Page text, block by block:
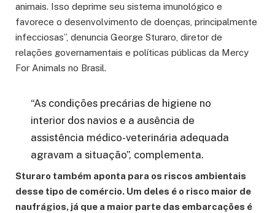
animais. Isso deprime seu sistema imunológico e
favorece o desenvolvimento de doenças, principalmente
infecciosas”, denuncia George Sturaro, diretor de
relações governamentais e políticas públicas da Mercy
For Animals no Brasil.
“As condições precárias de higiene no
interior dos navios e a ausência de
assistência médico-veterinária adequada
agravam a situação”, complementa.
Sturaro também aponta para os riscos ambientais
desse tipo de comércio. Um deles é o risco maior de
naufrágios, já que a maior parte das embarcações é